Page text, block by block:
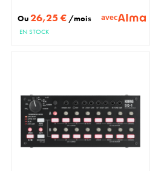
Ou26,25 € /mois avec
EN STOCK